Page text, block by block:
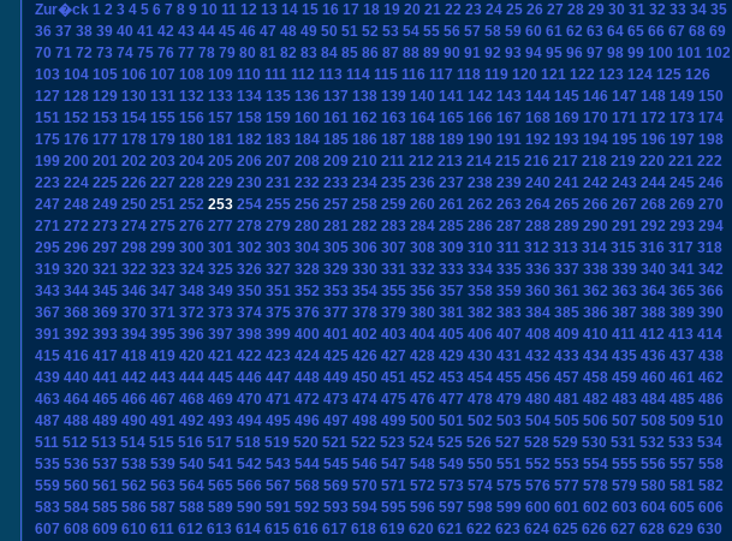
Zur�ck 1 2 3 4 5 6 7 8 9 10 11 12 13 14 15 16 17 18 19 20 21 22 23 24 25 26 27 28 29 30 31 32 33 34 35
36 37 38 39 40 41 42 43 44 45 46 47 48 49 50 51 52 53 54 55 56 57 58 59 60 61 62 63 64 65 66 67 68 69
70 71 72 73 74 75 76 77 78 79 80 81 82 83 84 85 86 87 88 89 90 91 92 93 94 95 96 97 98 99 100 101 102
103 104 105 106 107 108 109 110 111 112 113 114 115 116 117 118 119 120 121 122 123 124 125 126
127 128 129 130 131 132 133 134 135 136 137 138 139 140 141 142 143 144 145 146 147 148 149 150
151 152 153 154 155 156 157 158 159 160 161 162 163 164 165 166 167 168 169 170 171 172 173 174
175 176 177 178 179 180 181 182 183 184 185 186 187 188 189 190 191 192 193 194 195 196 197 198
199 200 201 202 203 204 205 206 207 208 209 210 211 212 213 214 215 216 217 218 219 220 221 222
223 224 225 226 227 228 229 230 231 232 233 234 235 236 237 238 239 240 241 242 243 244 245 246
247 248 249 250 251 252 253 254 255 256 257 258 259 260 261 262 263 264 265 266 267 268 269 270
271 272 273 274 275 276 277 278 279 280 281 282 283 284 285 286 287 288 289 290 291 292 293 294
295 296 297 298 299 300 301 302 303 304 305 306 307 308 309 310 311 312 313 314 315 316 317 318
319 320 321 322 323 324 325 326 327 328 329 330 331 332 333 334 335 336 337 338 339 340 341 342
343 344 345 346 347 348 349 350 351 352 353 354 355 356 357 358 359 360 361 362 363 364 365 366
367 368 369 370 371 372 373 374 375 376 377 378 379 380 381 382 383 384 385 386 387 388 389 390
391 392 393 394 395 396 397 398 399 400 401 402 403 404 405 406 407 408 409 410 411 412 413 414
415 416 417 418 419 420 421 422 423 424 425 426 427 428 429 430 431 432 433 434 435 436 437 438
439 440 441 442 443 444 445 446 447 448 449 450 451 452 453 454 455 456 457 458 459 460 461 462
463 464 465 466 467 468 469 470 471 472 473 474 475 476 477 478 479 480 481 482 483 484 485 486
487 488 489 490 491 492 493 494 495 496 497 498 499 500 501 502 503 504 505 506 507 508 509 510
511 512 513 514 515 516 517 518 519 520 521 522 523 524 525 526 527 528 529 530 531 532 533 534
535 536 537 538 539 540 541 542 543 544 545 546 547 548 549 550 551 552 553 554 555 556 557 558
559 560 561 562 563 564 565 566 567 568 569 570 571 572 573 574 575 576 577 578 579 580 581 582
583 584 585 586 587 588 589 590 591 592 593 594 595 596 597 598 599 600 601 602 603 604 605 606
607 608 609 610 611 612 613 614 615 616 617 618 619 620 621 622 623 624 625 626 627 628 629 630